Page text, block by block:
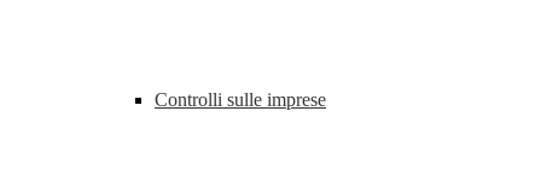
Controlli sulle imprese